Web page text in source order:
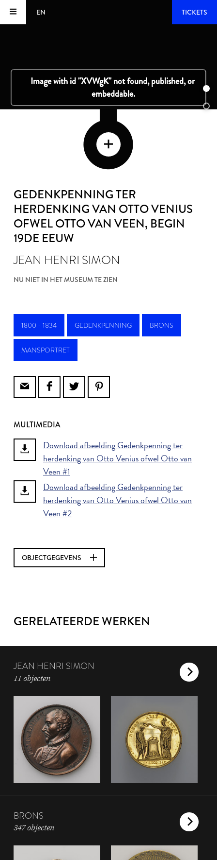
EN TICKETS
GEDENKPENNING TER
HERDENKING VAN OTTO VENIUS
OFWEL OTTO VAN VEEN, BEGIN
19DE EEUW
JEAN HENRI SIMON
NU NIET IN HET MUSEUM TE ZIEN
1800 - 1834 GEDENKPENNING BRONS
MANSPORTRET
MULTIMEDIA
Download afbeelding Gedenkpenning ter
herdenking van Otto Venius ofwel Otto van
Veen #1
Download afbeelding Gedenkpenning ter
herdenking van Otto Venius ofwel Otto van
Veen #2
OBJECTGEGEVENS
GERELATEERDE WERKEN
JEAN HENRI SIMON
11 objecten
BRONS
347 objecten